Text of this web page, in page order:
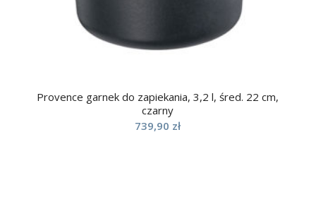
Provence garnek do zapiekania, 3,2 l, śred. 22 cm,
czarny
739,90 zł